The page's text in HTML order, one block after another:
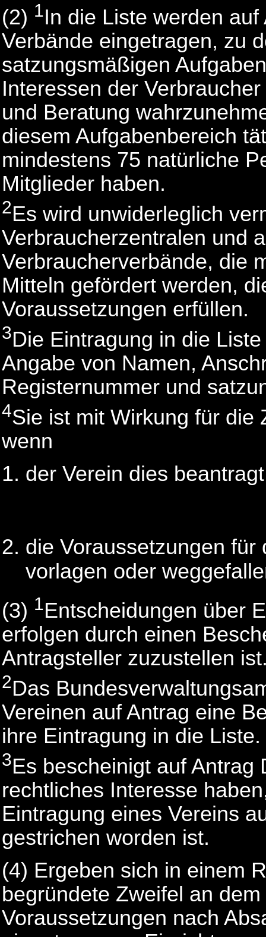
(2) 1In die Liste werden
Verbände eingetragen, zu
satzungsmäßigen
Interessen der
und Beratung
diesem Aufgabenbereich
mindestens 75 natürliche
Mitglieder haben.
2Es wird unwiderleglich
Verbraucherzentralen und
Verbraucherverbände, die
Mitteln gefördert werden,
Voraussetzungen erfüllen.
3Die Eintragung in die
Angabe von Namen,
Registernummer und
4Sie ist mit Wirkung für die
wenn
der Verein dies
die Voraussetzungen für
vorlagen oder
(3) 1Entscheidungen über
erfolgen durch einen
Antragsteller zuzustellen
2Das
Vereinen auf Antrag eine
ihre Eintragung in die Liste.
3Es bescheinigt auf Antrag
rechtliches Interesse
Eintragung eines Vereins
gestrichen worden ist.
(4) Ergeben sich in einem
begründete Zweifel an
Voraussetzungen nach